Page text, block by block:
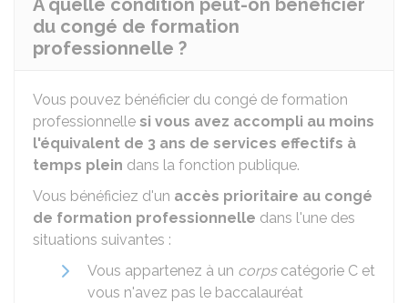
À quelle condition peut-on bénéficier
du congé de formation
professionnelle ?
Vous pouvez bénéficier du congé de formation
professionnelle si vous avez accompli au moins
l'équivalent de 3 ans de services effectifs à
temps plein dans la fonction publique.
Vous bénéficiez d'un accès prioritaire au congé
de formation professionnelle dans l'une des
situations suivantes :
Vous appartenez à un corpscatégorie C et
vous n'avez pas le baccalauréat